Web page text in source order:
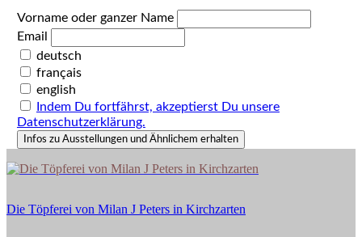
Vorname oder ganzer Name
Email
deutsch
français
english
Indem Du fortfährst, akzeptierst Du unsere
Datenschutzerklärung.
Die
Milan
Die Töpferei von Milan J Peters in Kirchzarten